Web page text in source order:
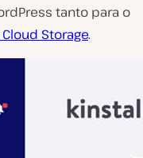
tanto para o
Cloud Storage.